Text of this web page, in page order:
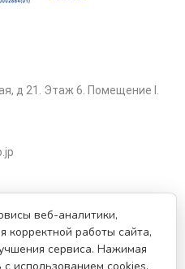
д 21. Этаж 6. Помещение I.
данных
РТО 000170
веб-аналитики,
корректной работы сайта,
сервиса. Нажимая